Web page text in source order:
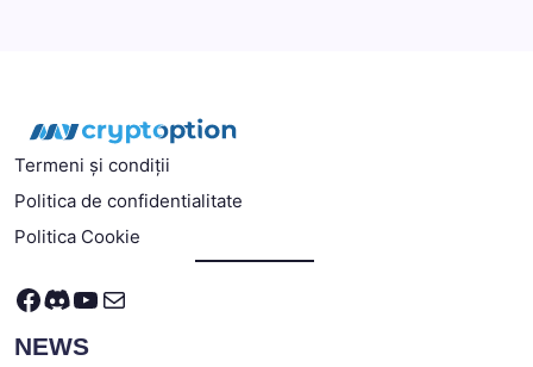
Termeni și condiții
Politica de confidentialitate
Politica Cookie
Facebook
Discord
YouTube
Mail
NEWS